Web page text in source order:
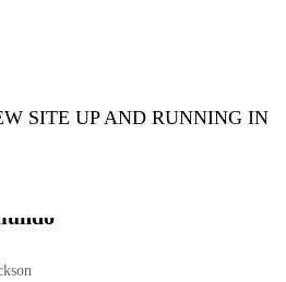
SITE UP AND RUNNING IN
www.movie2k.io 5 เม.ย.
ดูหนังออนไลน์ฟรีไม่กระตุก
ฆษณากั้น หนังใหม่ ดูหนังบน